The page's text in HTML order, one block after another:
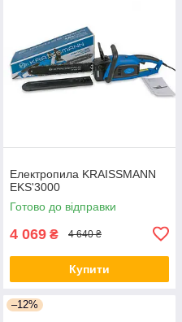
Електропила KRAISSMANN
EKS'3000
Готово до відправки
4 069 ₴ 4 640 ₴
Купити
–12%